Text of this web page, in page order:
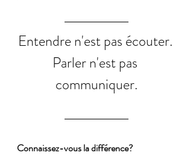
Entendre n'est pas écouter.
Parler n'est pas
communiquer.
Connaissez-vous la différence?